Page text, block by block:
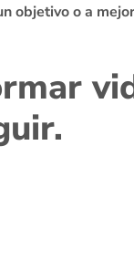
objetivo o a